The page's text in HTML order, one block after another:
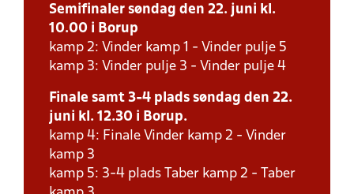
Semifinaler søndag den 22. juni kl.
10.00 i Borup
kamp 2: Vinder kamp 1 - Vinder pulje 5
kamp 3: Vinder pulje 3 - Vinder pulje 4
Finale samt 3-4 plads søndag den 22.
juni kl. 12.30 i Borup.
kamp 4: Finale Vinder kamp 2 - Vinder
kamp 3
kamp 5: 3-4 plads Taber kamp 2 - Taber